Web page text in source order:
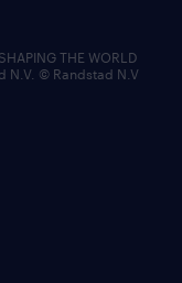
THE WORLD
N.V. © Randstad N.V